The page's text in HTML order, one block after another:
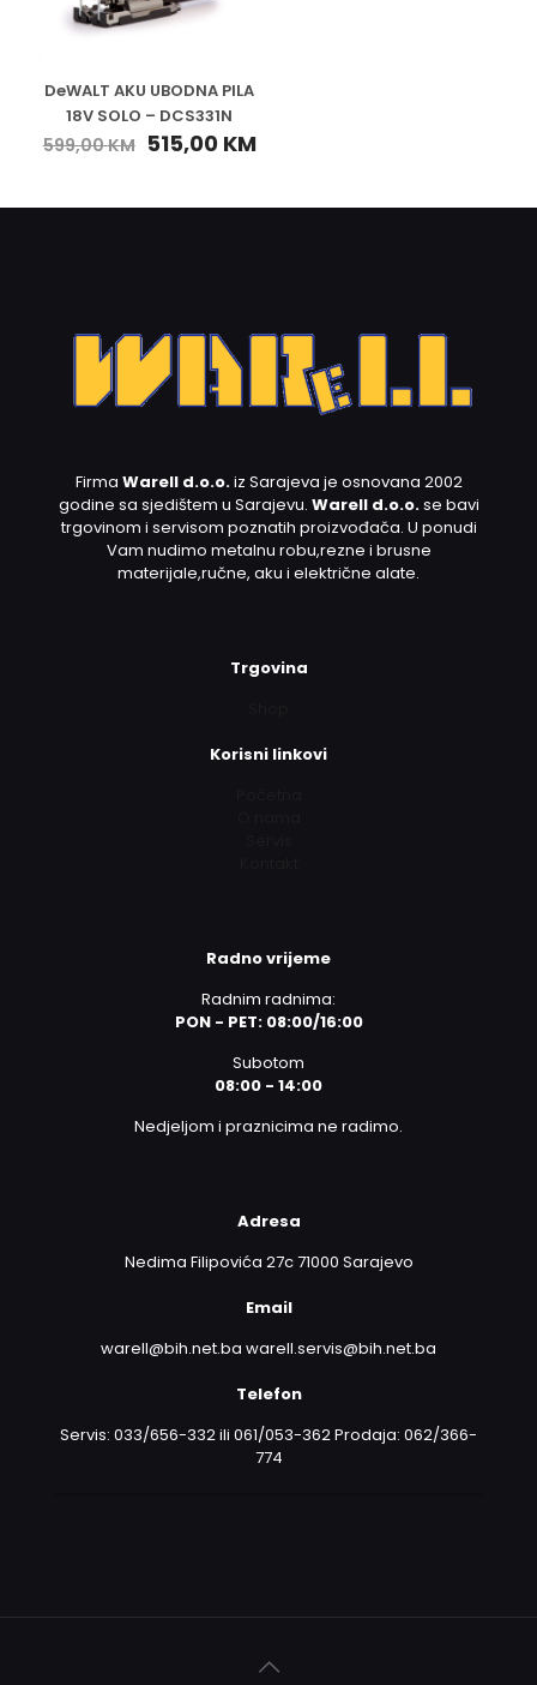
DeWALT AKU UBODNA PILA
18V SOLO – DCS331N
599,00KM 515,00 KM
Firma Warell d.o.o.iz Sarajeva je osnovana 2002
godine sa sjedištem u Sarajevu. Warell d.o.o.se bavi
trgovinom i servisom poznatih proizvođača. U ponudi
Vam nudimo metalnu robu,rezne i brusne
materijale,ručne, aku i električne alate.
Trgovina
Korisni linkovi
Radno vrijeme
Radnim radnima:
PON - PET: 08:00/16:00
Subotom
08:00 - 14:00
Nedjeljom i praznicima ne radimo.
Adresa
Nedima Filipovića 27c 71000 Sarajevo
Email
warell@bih.net.ba warell.servis@bih.net.ba
Telefon
Servis: 033/656-332 ili 061/053-362 Prodaja: 062/366-
774